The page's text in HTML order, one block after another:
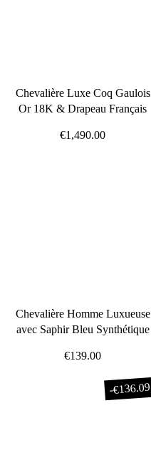
Chevalière Luxe Coq Gaulois
Or 18K & Drapeau Français
€1,490.00
Chevalière Homme Luxueuse
avec Saphir Bleu Synthétique
€139.00
-€136.09